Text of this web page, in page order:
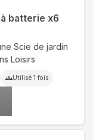
batterie x6
Scie de jardin
Loisirs
Utilisé 1 fois